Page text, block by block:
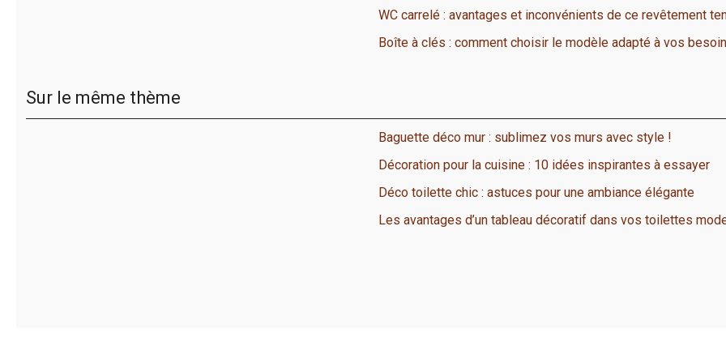
WC carrelé : avantages et inconvénients de ce revêtement
Boîte à clés : comment choisir le modèle adapté à vos
Sur le même thème
Baguette déco mur : sublimez vos murs avec style !
Décoration pour la cuisine : 10 idées inspirantes à essayer
Déco toilette chic : astuces pour une ambiance élégante
Les avantages d’un tableau décoratif dans vos toilettes